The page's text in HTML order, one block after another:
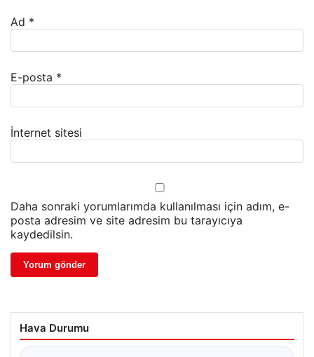
Ad *
E-posta *
İnternet sitesi
Daha sonraki yorumlarımda kullanılması için adım, e-
posta adresim ve site adresim bu tarayıcıya
kaydedilsin.
Hava Durumu